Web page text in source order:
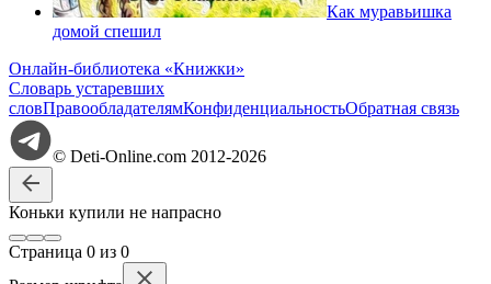
Как муравьишка
домой спешил
Онлайн-библиотека «Книжки»
Словарь устаревших
словПравообладателямКонфиденциальностьОбратная связь
© Deti-Online.com 2012-2026
Коньки купили не напрасно
Страница 0 из 0